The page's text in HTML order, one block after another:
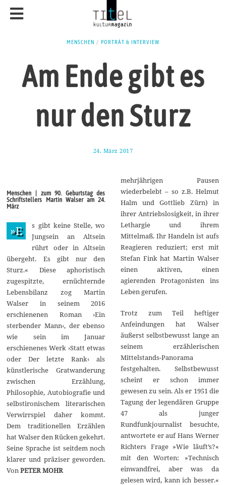
MENSCHEN / PORTRÄT & INTERVIEW
Am Ende gibt es
nur den Sturz
24. März 2017
ä
r
z
2
0
1
7
Menschen | zum 90. Geburtstag des
Schriftstellers Martin Walser am 24.
März
»E
s gibt keine Stelle, wo
Jungsein an Altsein
rührt oder in Altsein
übergeht. Es gibt nur den
Sturz.« Diese aphoristisch
zugespitzte, ernüchternde
Lebensbilanz zog Martin
Walser in seinem 2016
erschienenen Roman ›Ein
sterbender Mann‹, der ebenso
wie sein im Januar
erschienenes Werk ›Statt etwas
oder Der letzte Rank‹ als
künstlerische Gratwanderung
zwischen Erzählung,
Philosophie, Autobiografie und
selbstironischem literarischen
Verwirrspiel daher kommt.
Dem traditionellen Erzählen
hat Walser den Rücken gekehrt.
Seine Sprache ist seitdem noch
klarer und präziser geworden.
VonPETER MOHR
mehrjährigen Pausen
wiederbelebt – so z.B. Helmut
Halm und Gottlieb Zürn) in
ihrer Antriebslosigkeit, in ihrer
Lethargie und ihrem
Mittelmaß. Ihr Handeln ist aufs
Reagieren reduziert; erst mit
Stefan Fink hat Martin Walser
einen aktiven, einen
agierenden Protagonisten ins
Leben gerufen.
Trotz zum Teil heftiger
Anfeindungen hat Walser
äußerst selbstbewusst lange an
seinem erzählerischen
Mittelstands-Panorama
festgehalten. Selbstbewusst
scheint er schon immer
gewesen zu sein. Als er 1951 die
Tagung der legendären Gruppe
47 als junger
Rundfunkjournalist besuchte,
antwortete er auf Hans Werner
Richters Frage »Wie läuft’s?«
mit den Worten: »Technisch
einwandfrei, aber was da
gelesen wird, kann ich besser.«